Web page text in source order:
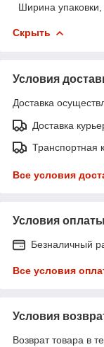
Ширина
Скрыть
Условия
Доставка
Доставка
Транспортная
Все условия
Условия оплаты
Безналичный
Все условия
Условия
Возврат товара в